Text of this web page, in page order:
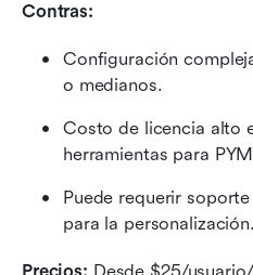
Contras:
Configuración
o medianos.
Costo de licencia alto
herramientas para
Puede requerir
para la personalización.